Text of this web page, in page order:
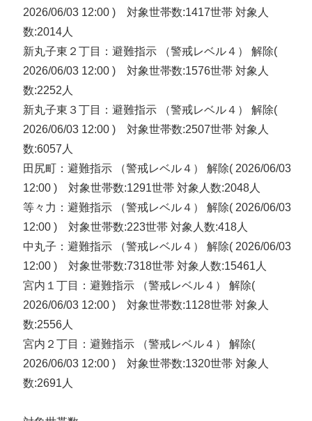
2026/06/03 12:00 ) 対象世帯数:1417世帯 対象人
数:2014人
新丸子東２丁目：避難指示 （警戒レベル４） 解除(
2026/06/03 12:00 ) 対象世帯数:1576世帯 対象人
数:2252人
新丸子東３丁目：避難指示 （警戒レベル４） 解除(
2026/06/03 12:00 ) 対象世帯数:2507世帯 対象人
数:6057人
田尻町：避難指示 （警戒レベル４） 解除( 2026/06/03
12:00 ) 対象世帯数:1291世帯 対象人数:2048人
等々力：避難指示 （警戒レベル４） 解除( 2026/06/03
12:00 ) 対象世帯数:223世帯 対象人数:418人
中丸子：避難指示 （警戒レベル４） 解除( 2026/06/03
12:00 ) 対象世帯数:7318世帯 対象人数:15461人
宮内１丁目：避難指示 （警戒レベル４） 解除(
2026/06/03 12:00 ) 対象世帯数:1128世帯 対象人
数:2556人
宮内２丁目：避難指示 （警戒レベル４） 解除(
2026/06/03 12:00 ) 対象世帯数:1320世帯 対象人
数:2691人